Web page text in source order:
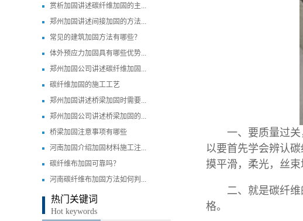
赏析加固讲述碳纤维加固的主...
郑州加固讲述间接加固的方法...
常见的建筑加固方法有哪些？
体外预应力加固具有哪些优势...
郑州加固公司讲述碳纤维加固...
碳纤维加固的施工工艺
郑州加固讲述桥梁加固时需要...
郑州加固公司讲述桥梁加固的...
桥梁加固注意事项有哪些
河南加固介绍加固材料施工注...
碳纤维布加固可靠吗？
河南碳纤维布加固方法如何判...
热门关键词
Hot keywords
一、要质量过关，
以要首先学会辨认
摸平滑，柔光，丝束
二、就是碳纤维的
格。